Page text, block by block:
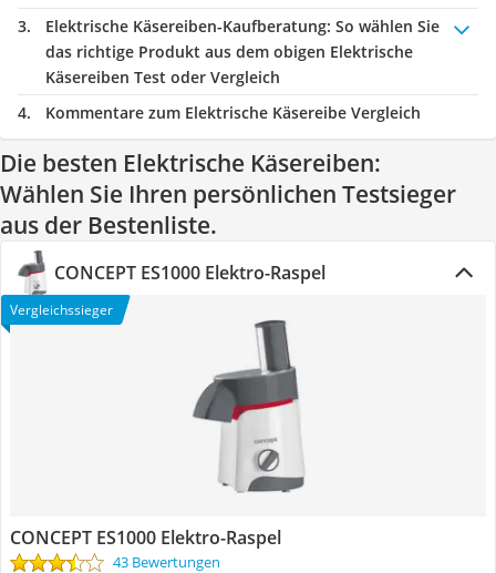
Elektrische Käsereiben-Kaufberatung: So wählen Sie
das richtige Produkt aus dem obigen Elektrische
Käsereiben Test oder Vergleich
Kommentare zum Elektrische Käsereibe Vergleich
Die besten Elektrische Käsereiben:
Wählen Sie Ihren persönlichen Testsieger
aus der Bestenliste.
CONCEPT ES1000 Elektro-Raspel
Vergleichssieger
CONCEPT ES1000 Elektro-Raspel
43 Bewertungen